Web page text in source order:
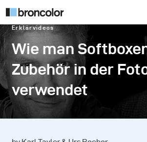
Erklärvideos
Wie man
Zubehör in der
verwendet